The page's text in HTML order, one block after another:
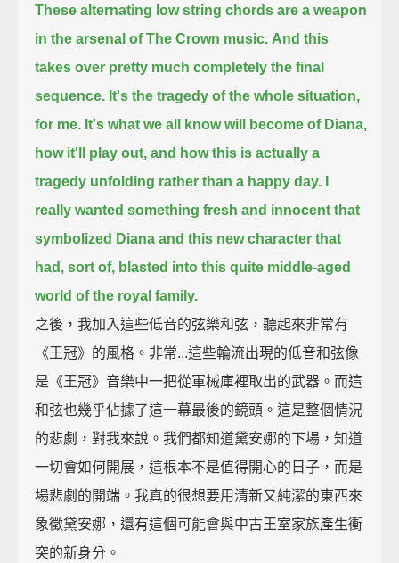
These alternating low string chords are a weapon
in the arsenal of The Crown music. And this
takes over pretty much completely the final
sequence. It's the tragedy of the whole situation,
for me. It's what we all know will become of Diana,
how it'll play out, and how this is actually a
tragedy unfolding rather than a happy day.
really wanted something fresh and innocent that
symbolized Diana and this new character that
had, sort of, blasted into this quite middle-aged
world of the royal family.
之後，我加入這些低音的弦樂和弦，聽起來非常有
《王冠》的風格。非常...這些輪流出現的低音和弦像
是《王冠》音樂中一把從軍械庫裡取出的武器。而這
和弦也幾乎佔據了這一幕最後的鏡頭。這是整個情況
的悲劇，對我來說。我們都知道黛安娜的下場，知道
一切會如何開展，這根本不是值得開心的日子，而是
場悲劇的開端。我真的很想要用清新又純潔的東西來
象徵黛安娜，還有這個可能會與中古王室家族產生衝
突的新身分。